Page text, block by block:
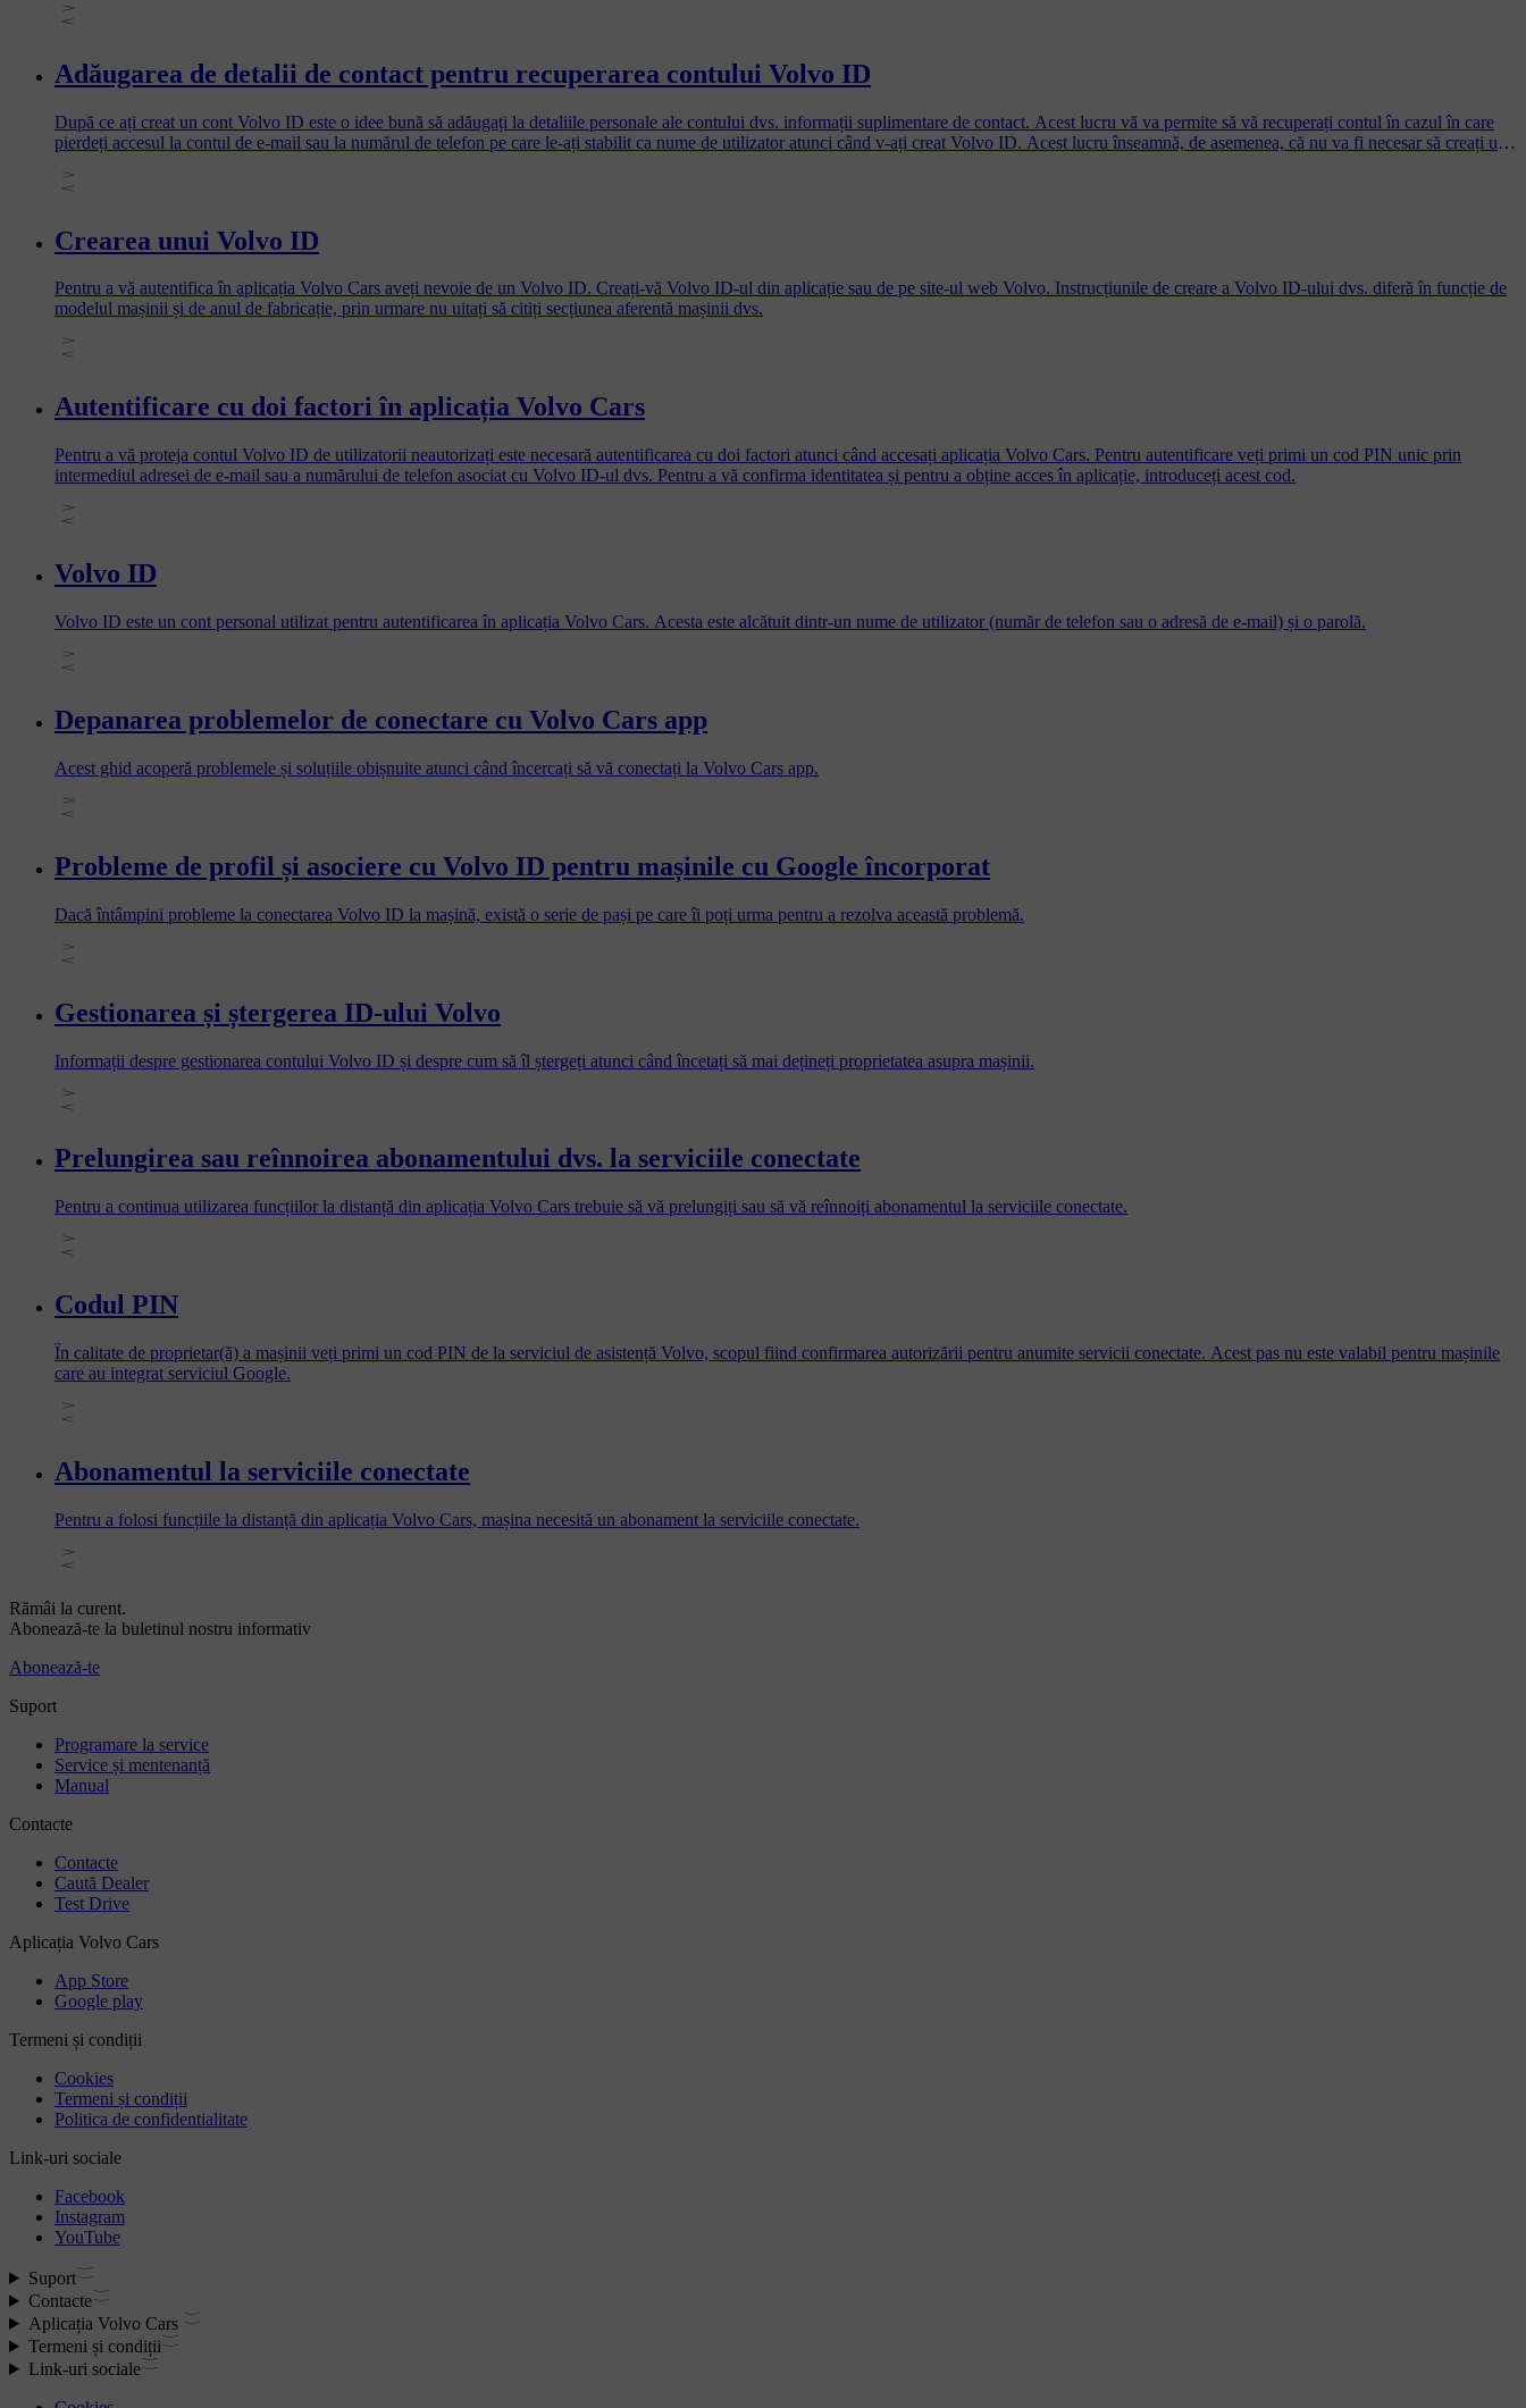
Adăugarea de detalii de contact pentru recuperarea contului Volvo ID
După ce ați creat un cont Volvo ID este o idee bună să adăugați la detaliile personale ale contului dvs. informații suplimentare de contact. Acest lucru vă va permite să vă recuperați contul în cazul în care
pierdeți accesul la contul de e-mail sau la numărul de telefon pe care le-ați stabilit ca nume de utilizator atunci când v-ați creat Volvo ID. Acest lucru înseamnă, de asemenea, că nu va fi necesar să creați un
Crearea unui Volvo ID
Pentru a vă autentifica în aplicația Volvo Cars aveți nevoie de un Volvo ID. Creați-vă Volvo ID-ul din aplicație sau de pe site-ul web Volvo. Instrucțiunile de creare a Volvo ID-ului dvs. diferă în funcție de
modelul mașinii și de anul de fabricație, prin urmare nu uitați să citiți secțiunea aferentă mașinii dvs.
Autentificare cu doi factori în aplicația Volvo Cars
Pentru a vă proteja contul Volvo ID de utilizatorii neautorizați este necesară autentificarea cu doi factori atunci când accesați aplicația Volvo Cars. Pentru autentificare veți primi un cod PIN unic prin
intermediul adresei de e-mail sau a numărului de telefon asociat cu Volvo ID-ul dvs. Pentru a vă confirma identitatea și pentru a obține acces în aplicație, introduceți acest cod.
Volvo ID
Volvo ID este un cont personal utilizat pentru autentificarea în aplicația Volvo Cars. Acesta este alcătuit dintr-un nume de utilizator (număr de telefon sau o adresă de e-mail) și o parolă.
Depanarea problemelor de conectare cu Volvo Cars app
Acest ghid acoperă problemele și soluțiile obișnuite atunci când încercați să vă conectați la Volvo Cars app.
Probleme de profil și asociere cu Volvo ID pentru mașinile cu Google încorporat
Dacă întâmpini probleme la conectarea Volvo ID la mașină, există o serie de pași pe care îi poți urma pentru a rezolva această problemă.
Gestionarea și ștergerea ID-ului Volvo
Informații despre gestionarea contului Volvo ID și despre cum să îl ștergeți atunci când încetați să mai dețineți proprietatea asupra mașinii.
Prelungirea sau reînnoirea abonamentului dvs. la serviciile conectate
Pentru a continua utilizarea funcțiilor la distanță din aplicația Volvo Cars trebuie să vă prelungiți sau să vă reînnoiți abonamentul la serviciile conectate.
Codul PIN
În calitate de proprietar(ă) a mașinii veți primi un cod PIN de la serviciul de asistență Volvo, scopul fiind confirmarea autorizării pentru anumite servicii conectate. Acest pas nu este valabil pentru mașinile
care au integrat serviciul Google.
Abonamentul la serviciile conectate
Pentru a folosi funcțiile la distanță din aplicația Volvo Cars, mașina necesită un abonament la serviciile conectate.